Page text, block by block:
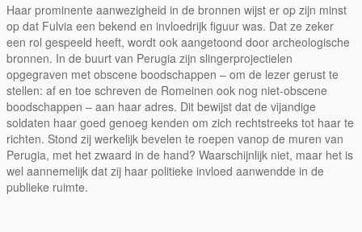
Haar prominente aanwezigheid in de bronnen wijst er op zijn minst
op dat Fulvia een bekend en invloedrijk figuur was. Dat ze zeker
een rol gespeeld heeft, wordt ook aangetoond door archeologische
bronnen. In de buurt van Perugia zijn slingerprojectielen
opgegraven met obscene boodschappen – om de lezer gerust te
stellen: af en toe schreven de Romeinen ook nog niet-obscene
boodschappen – aan haar adres. Dit bewijst dat de vijandige
soldaten haar goed genoeg kenden om zich rechtstreeks tot haar te
richten. Stond zij werkelijk bevelen te roepen vanop de muren van
Perugia, met het zwaard in de hand? Waarschijnlijk niet, maar het is
wel aannemelijk dat zij haar politieke invloed aanwendde in de
publieke ruimte.